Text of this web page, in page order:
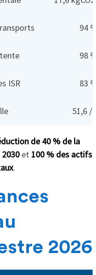
94
98
ISR 83
51,6 /
de 40 % de la
et 100 % des actifs
.
2026